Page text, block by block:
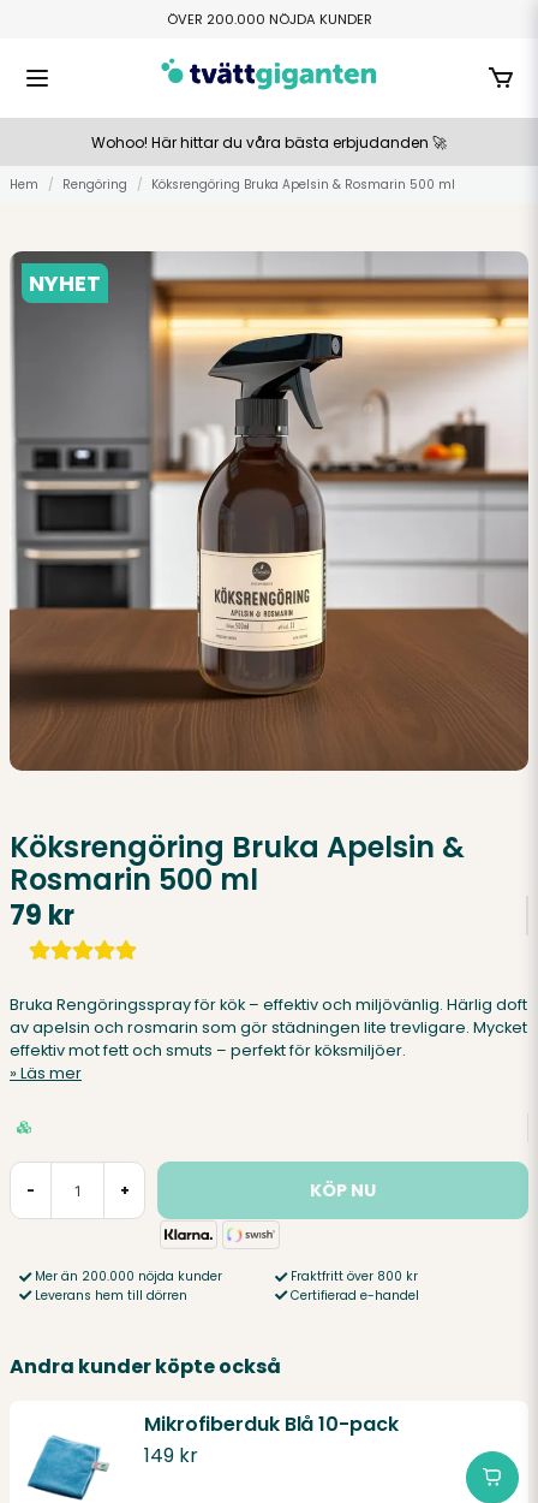
ÖVER 200.000 NÖJDA KUNDER
FRI HEMLEVERANS ÖVER 800 KR
TILLVERKAS I SMÅLAND
BETALA ENKELT MED SWISH ELLER KLARNA
Wohoo! Här hittar du våra bästa erbjudanden 🚀
Hem Rengöring Köksrengöring Bruka Apelsin & Rosmarin 500 ml
NYHET
Köksrengöring Bruka Apelsin &
Rosmarin 500 ml
79 kr
Bruka Rengöringsspray för kök – effektiv och miljövänlig. Härlig doft
av apelsin och rosmarin som gör städningen lite trevligare. Mycket
effektiv mot fett och smuts – perfekt för köksmiljöer.
Läs mer
- + KÖP NU
Mer än 200.000 nöjda kunder
Leverans hem till dörren
Fraktfritt över 800 kr
Certifierad e-handel
Andra kunder köpte också
Mikrofiberduk Blå 10-pack
149 kr